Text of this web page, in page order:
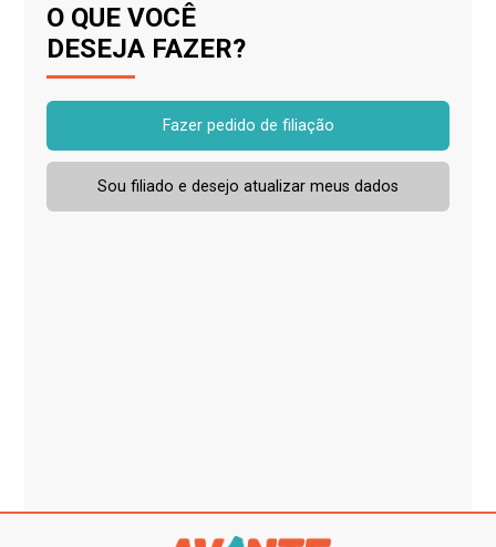
O QUE VOCÊ
DESEJA FAZER?
Fazer pedido de filiação
Sou filiado e desejo atualizar meus dados